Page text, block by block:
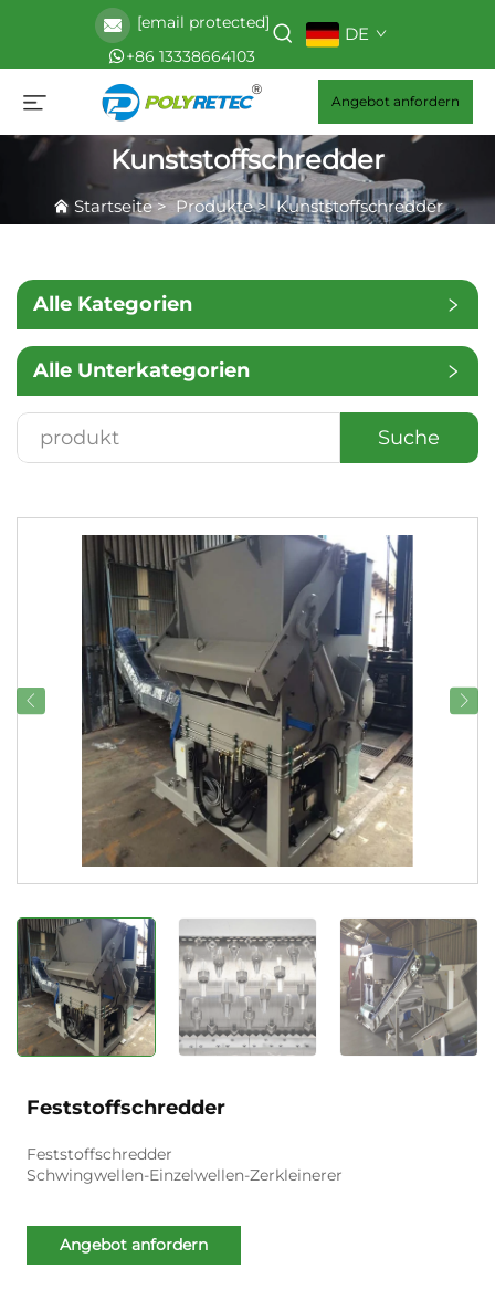
[email protected]
+86 13338664103
DE
Angebot anfordern
Kunststoffschredder
Startseite>Produkte>Kunststoffschredder
Alle Kategorien
Alle Unterkategorien
Suche
Feststoffschredder
Feststoffschredder
Schwingwellen-Einzelwellen-Zerkleinerer
Angebot anfordern